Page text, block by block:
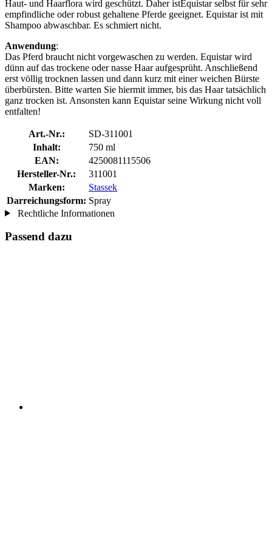
Haut- und Haarflora wird geschützt. Daher istEquistar selbst für sehr
empfindliche oder robust gehaltene Pferde geeignet. Equistar ist mit
Shampoo abwaschbar. Es schmiert nicht.
Anwendung:
Das Pferd braucht nicht vorgewaschen zu werden. Equistar wird
dünn auf das trockene oder nasse Haar aufgesprüht. Anschließend
erst völlig trocknen lassen und dann kurz mit einer weichen Bürste
überbürsten. Bitte warten Sie hiermit immer, bis das Haar tatsächlich
ganz trocken ist. Ansonsten kann Equistar seine Wirkung nicht voll
entfalten!
Art.-Nr.:
SD-311001
Inhalt:
750 ml
EAN:
4250081115506
Hersteller-Nr.:
311001
Marken:
Stassek
Darreichungsform: Spray
Rechtliche Informationen
Passend dazu